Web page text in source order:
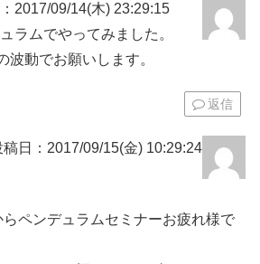
2017/09/14(木) 23:29:15
ラムでやってみました。
波動でお願いします。
返信
稿日：2017/09/15(金) 10:29:24
ペンデュラムセミナーお疲れ様で